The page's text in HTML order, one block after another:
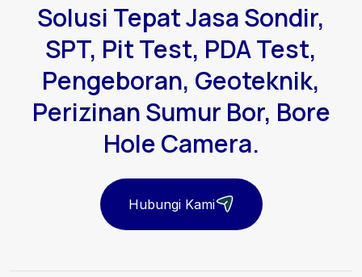
Solusi Tepat Jasa Sondir,
SPT, Pit Test, PDA Test,
Pengeboran, Geoteknik,
Perizinan Sumur Bor, Bore
Hole Camera.
Hubungi Kami